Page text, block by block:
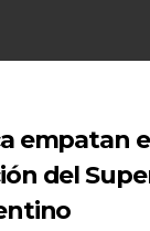
empatan
del